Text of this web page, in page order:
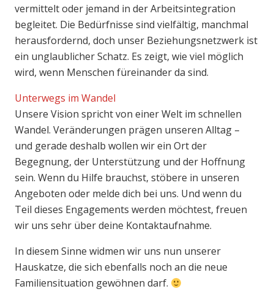
vermittelt oder jemand in der Arbeitsintegration
begleitet. Die Bedürfnisse sind vielfältig, manchmal
herausfordernd, doch unser Beziehungsnetzwerk ist
ein unglaublicher Schatz. Es zeigt, wie viel möglich
wird, wenn Menschen füreinander da sind.
Unterwegs im Wandel
Unsere Vision spricht von einer Welt im schnellen
Wandel. Veränderungen prägen unseren Alltag –
und gerade deshalb wollen wir ein Ort der
Begegnung, der Unterstützung und der Hoffnung
sein. Wenn du Hilfe brauchst, stöbere in unseren
Angeboten oder melde dich bei uns. Und wenn du
Teil dieses Engagements werden möchtest, freuen
wir uns sehr über deine Kontaktaufnahme.
In diesem Sinne widmen wir uns nun unserer
Hauskatze, die sich ebenfalls noch an die neue
Familiensituation gewöhnen darf.